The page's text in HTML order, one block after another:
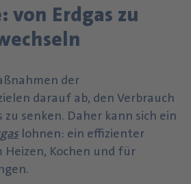
Erdgas zu
der
darauf ab, den Verbrauch
zu senken. Daher kann sich ein
lohnen: ein effizienter
Heizen, Kochen und für